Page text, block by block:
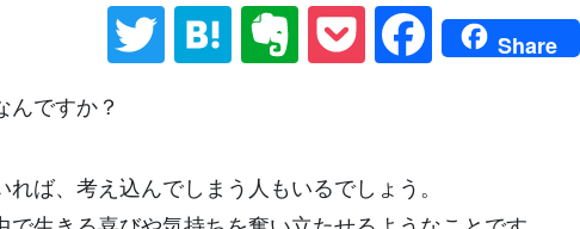
TwitterHatenaEvernote
Pocket Share
んですか？
ば、考え込んでしまう人もいるでしょう。